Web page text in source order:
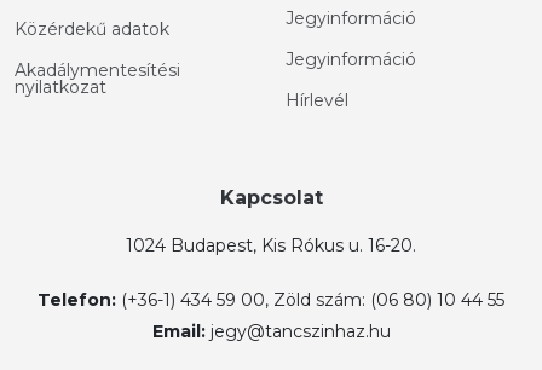
Közérdekű adatok
Akadálymentesítési
nyilatkozat
Jegyinformáció
Jegyinformáció
Hírlevél
Kapcsolat
1024 Budapest, Kis Rókus u. 16-20.
Telefon: (+36-1) 434 59 00, Zöld szám: (06 80) 10 44 55
Email: jegy@tancszinhaz.hu